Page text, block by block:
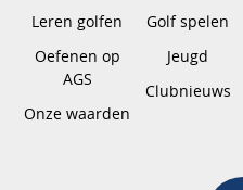
Leren golfen
Oefenen op
AGS
Onze waarden
Golf spelen
Jeugd
Clubnieuws